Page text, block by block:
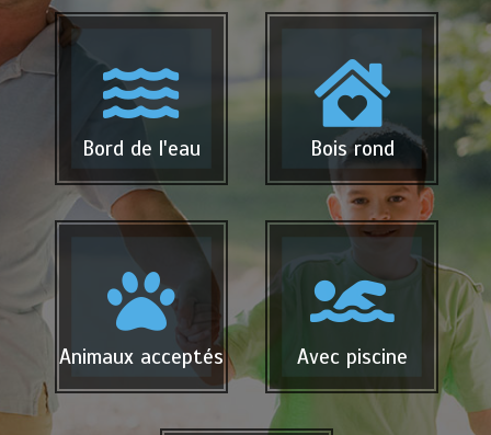
Bord de l'eau Bois rond
Animaux acceptés Avec piscine